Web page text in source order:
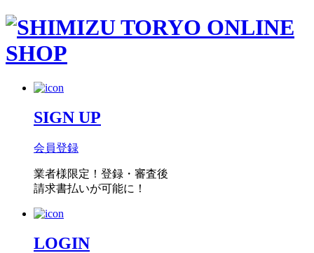
SIGN UP
会員登録
業者様限定！ 登録・審査後
請求書払いが可能に！
LOGIN